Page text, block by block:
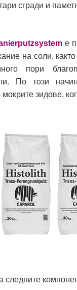
сгради и
е
на соли,
пори
По този
зидове,
следните